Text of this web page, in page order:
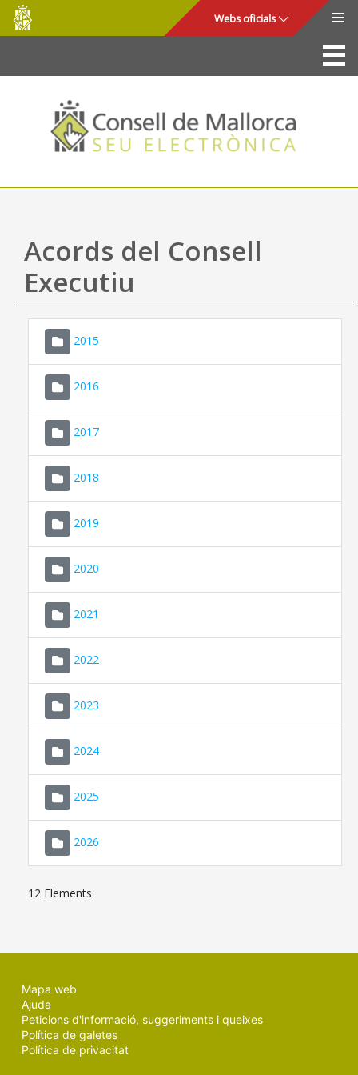
Salta al contingut principal
Consell
de
Mallorca
Webs oficials
La Seu
Consell de Mallorca
Accés i seguretat
Utilitats
Ajuda
Acords del Consell
Executiu
2015
2016
2017
2018
2019
2020
2021
2022
2023
2024
2025
2026
12 Elements
Mapa web
Ajuda
Peticions d'informació, suggeriments i queixes
Política de galetes
Política de privacitat